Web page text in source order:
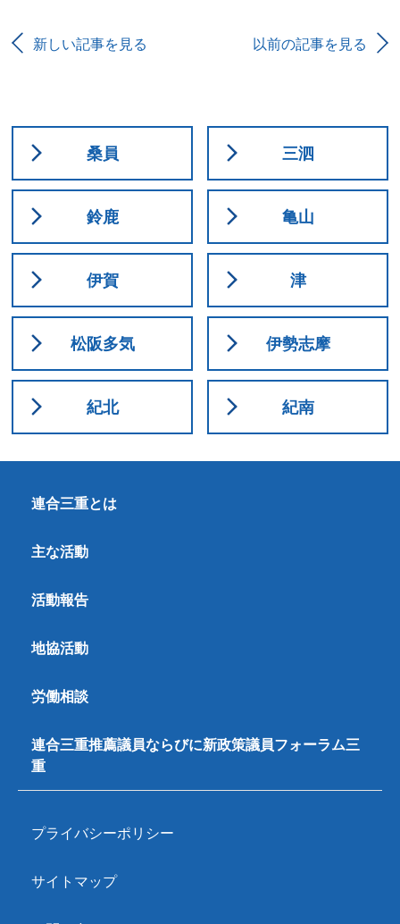
新しい記事を見る 以前の記事を見る
桑員 三泗
鈴鹿 亀山
伊賀 津
松阪多気 伊勢志摩
紀北 紀南
連合三重とは
主な活動
活動報告
地協活動
労働相談
連合三重推薦議員ならびに新政策議員フォーラム三
重
プライバシーポリシー
サイトマップ